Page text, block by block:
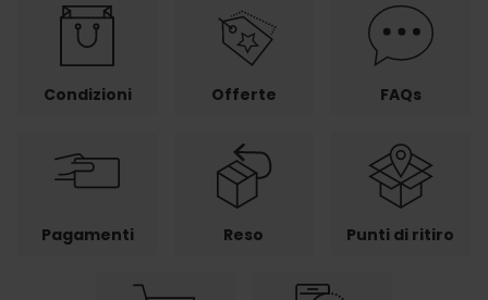
Condizioni Offerte FAQs
Pagamenti Reso Punti di ritiro